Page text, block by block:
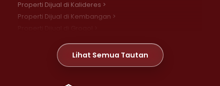
Properti Dijual di Kalideres >
Properti Dijual di Kembangan >
Properti Dijual di Meruya >
Properti Dijual di Jelambar >
Lihat Semua Tautan